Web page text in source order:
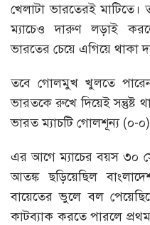
খেলাটা ভারতেরই
ম্যাচেও দারুণ লড়াই
ভারতের চেয়ে এগিয়ে থাকা
তবে গোলমুখ খুলতে
ভারতকে রুখে দিয়েই সন্তুষ্ট
ভারত ম্যাচটি গোলশূন্য (০-০)
এর আগে ম্যাচের বয়স ৩০
আতঙ্ক ছড়িয়েছিল
বায়েতের ভুলে বল
কাটব্যাক করতে পারলে